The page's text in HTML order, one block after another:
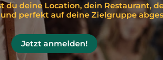
du deine Location, dein Restaurant,
perfekt auf deine Zielgruppe
Jetzt anmelden!